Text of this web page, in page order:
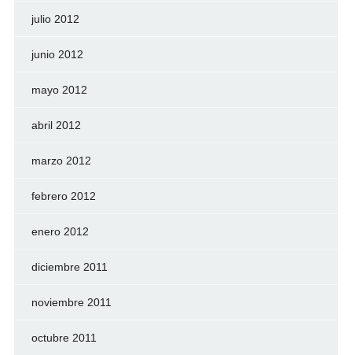
julio 2012
junio 2012
mayo 2012
abril 2012
marzo 2012
febrero 2012
enero 2012
diciembre 2011
noviembre 2011
octubre 2011